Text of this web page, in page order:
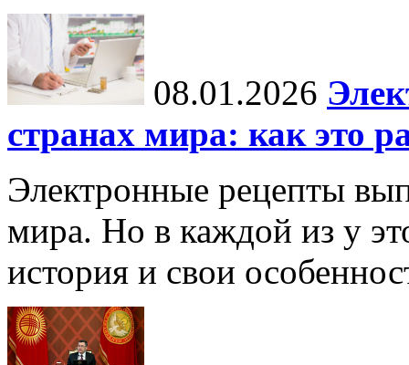
08.01.2026
странах мира: как это
Электронные рецепты
мира. Но в каждой из у
история и свои